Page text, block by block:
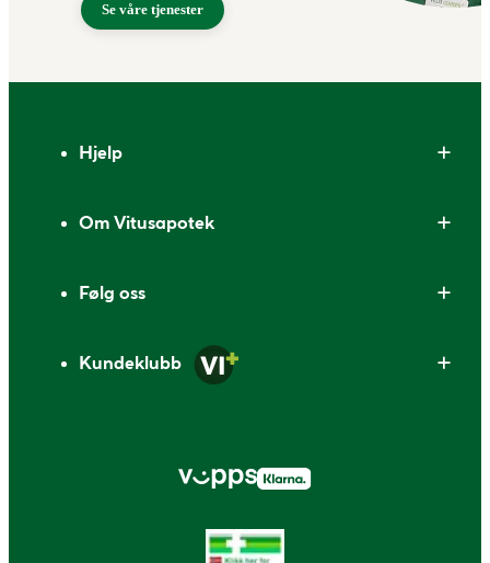
Se våre tjenester
Hjelp
Om Vitusapotek
Følg oss
Kundeklubb